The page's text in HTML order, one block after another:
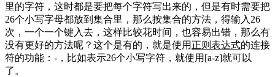
里的字符，这时都是要把每个字符写出来的，但是有时需要把
26个小写字母都放到集合里，那么按集合的方法，得输入26
次，一个一个键入去，这样比较花时间，也容易出错，那么有
没有更好的方法呢？这个是有的，就是使用 正则表达式的连接
符的功能：-，比如表示26个小写字符，就使用[a-z]就可以
了。